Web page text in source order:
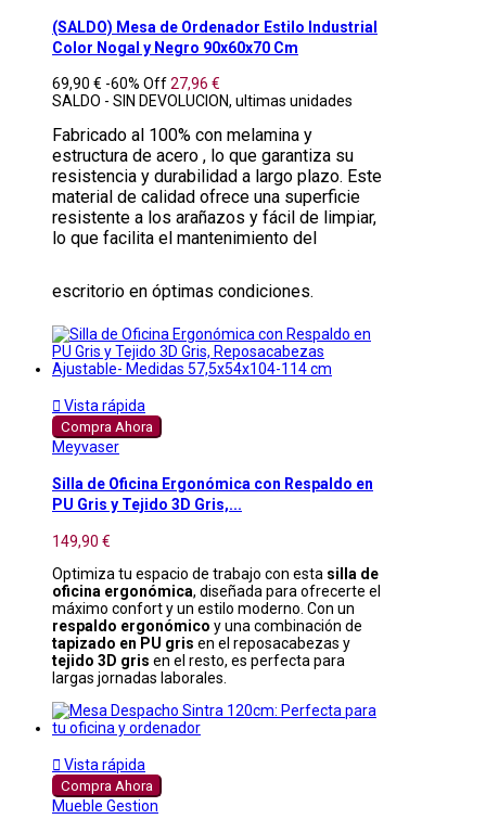
(SALDO) Mesa de Ordenador Estilo Industrial
Color Nogal y Negro 90x60x70 Cm
69,90 € -60% Off27,96 €
SALDO - SIN DEVOLUCION, ultimas unidades
Fabricado al 100% con melamina y
estructura de acero , lo que garantiza su
resistencia y durabilidad a largo plazo. Este
material de calidad ofrece una superficie
resistente a los arañazos y fácil de limpiar,
lo que facilita el mantenimiento del
escritorio en óptimas condiciones.
 Vista rápida
Compra Ahora
Meyvaser
Silla de Oficina Ergonómica con Respaldo en
PU Gris y Tejido 3D Gris,...
149,90 €
Optimiza tu espacio de trabajo con esta silla de
oficina ergonómica, diseñada para ofrecerte el
máximo confort y un estilo moderno. Con un
respaldo ergonómico y una combinación de
tapizado en PU gris en el reposacabezas y
tejido 3D gris en el resto, es perfecta para
largas jornadas laborales.
 Vista rápida
Compra Ahora
Mueble Gestion